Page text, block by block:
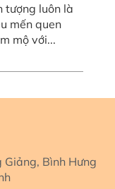
tượng luôn là
mến quen
mộ với...
Bình Hưng